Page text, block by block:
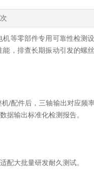
等零部件专用可靠性检测
，排查长期振动引发的螺
/配件后，三轴输出对应频
据输出标准化检测报告。
配大批量研发耐久测试。